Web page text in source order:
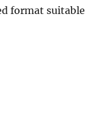
format suitable